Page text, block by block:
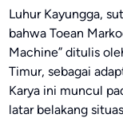
Luhur Kayungga,
bahwa Toean
Machine” ditulis
Timur, sebagai
Karya ini muncul
latar belakang